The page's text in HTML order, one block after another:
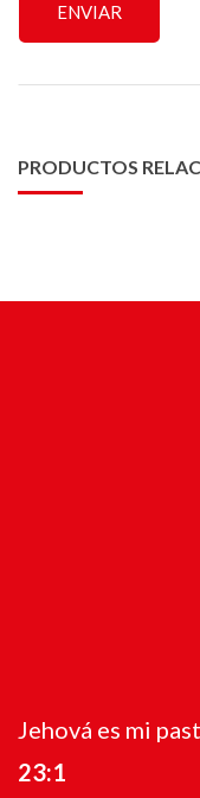
PRODUCTOS
Jehová es mi
23:1